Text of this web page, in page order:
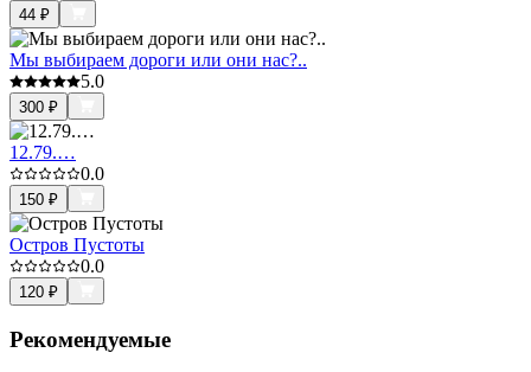
44 ₽
Мы выбираем дороги или они нас?..
5.0
300 ₽
12.79.…
0.0
150 ₽
Остров Пустоты
0.0
120 ₽
Рекомендуемые